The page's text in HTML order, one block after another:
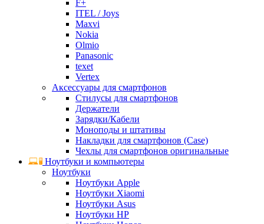
F+
ITEL / Joys
Maxvi
Nokia
Olmio
Panasonic
texet
Vertex
Аксессуары для смартфонов
Стилусы для смартфонов
Держатели
Зарядки/Кабели
Моноподы и штативы
Накладки для смартфонов (Case)
Чехлы для смартфонов оригинальные
Ноутбуки и компьютеры
Ноутбуки
Ноутбуки Apple
Ноутбуки Xiaomi
Ноутбуки Asus
Ноутбуки HP